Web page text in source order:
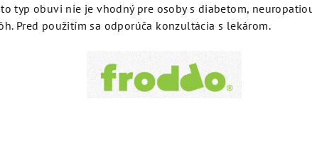
typ obuvi nie je vhodný pre osoby s diabetom,
Pred použitím sa odporúča konzultácia s lekárom.